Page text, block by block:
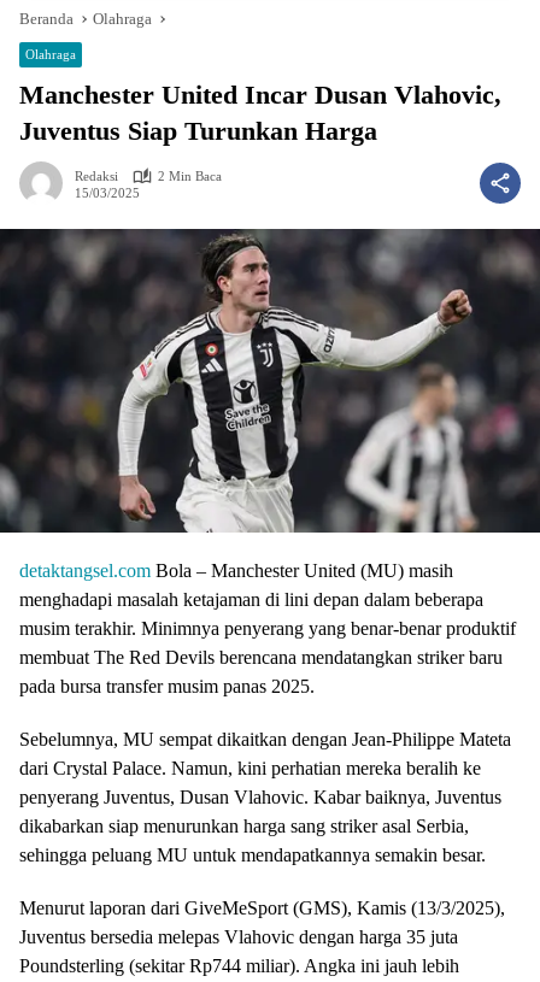
Beranda Olahraga
Olahraga
Manchester United Incar Dusan Vlahovic,
Juventus Siap Turunkan Harga
Redaksi
2 Min Baca
15/03/2025
detaktangsel.com Bola – Manchester United (MU) masih
menghadapi masalah ketajaman di lini depan dalam beberapa
musim terakhir. Minimnya penyerang yang benar-benar produktif
membuat The Red Devils berencana mendatangkan striker baru
pada bursa transfer musim panas 2025.
Sebelumnya, MU sempat dikaitkan dengan Jean-Philippe Mateta
dari Crystal Palace. Namun, kini perhatian mereka beralih ke
penyerang Juventus, Dusan Vlahovic. Kabar baiknya, Juventus
dikabarkan siap menurunkan harga sang striker asal Serbia,
sehingga peluang MU untuk mendapatkannya semakin besar.
Menurut laporan dari GiveMeSport (GMS), Kamis (13/3/2025),
Juventus bersedia melepas Vlahovic dengan harga 35 juta
Poundsterling (sekitar Rp744 miliar). Angka ini jauh lebih